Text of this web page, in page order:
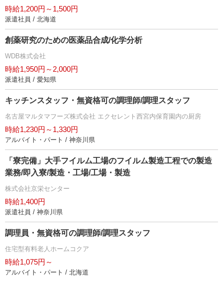
時給1,200円～1,500円
派遣社員 / 北海道
創薬研究のための医薬品合成/化学分析
WDB株式会社
時給1,950円～2,000円
派遣社員 / 愛知県
キッチンスタッフ・無資格可の調理師/調理スタッフ
名古屋マルタマフーズ株式会社 エクセレント西宮内保育園内の厨房
時給1,230円～1,330円
アルバイト・パート / 神奈川県
「寮完備」大手フイルム工場のフイルム製造工程での製造
業務/即入寮/製造・工場/工場・製造
株式会社京栄センター
時給1,400円
派遣社員 / 神奈川県
調理員・無資格可の調理師/調理スタッフ
住宅型有料老人ホームコクア
時給1,075円～
アルバイト・パート / 北海道